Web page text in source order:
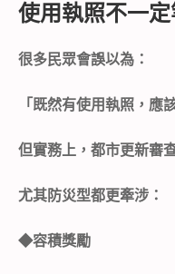
使用執照不一
很多民眾會誤以為：
「既然有使用執照，應
但實務上，都市更新審
尤其防災型都更牽涉：
◆容積獎勵